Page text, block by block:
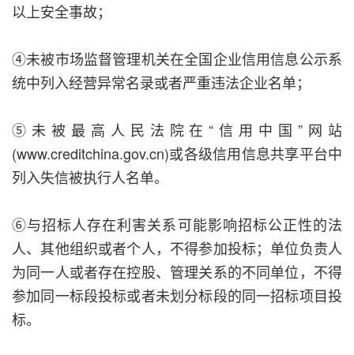
以上安全事故；
④未被市场监督管理机关在全国企业信用信息公示系
统中列入经营异常名录或者严重违法企业名单；
⑤未被最高人民法院在“信用中国”网站
(www.creditchina.gov.cn)或各级信用信息共享平台中
列入失信被执行人名单。
⑥与招标人存在利害关系可能影响招标公正性的法
人、其他组织或者个人，不得参加投标；单位负责人
为同一人或者存在控股、管理关系的不同单位，不得
参加同一标段投标或者未划分标段的同一招标项目投
标。